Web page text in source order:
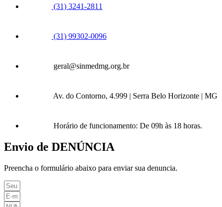
(31) 3241-2811
(31) 99302-0096
geral@sinmedmg.org.br
Av. do Contorno, 4.999 | Serra Belo Horizonte | MG
Horário de funcionamento: De 09h às 18 horas.
Envio de DENÚNCIA
Preencha o formulário abaixo para enviar sua denuncia.